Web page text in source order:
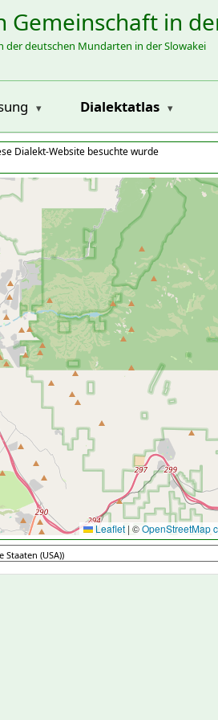
Gemeinschaft in
der deutschen Mundarten in der Slowakei
Dialektatlas
Dialekt-Website besuchte wurde
Leaflet | ©OpenStreetMap
Staaten (USA))